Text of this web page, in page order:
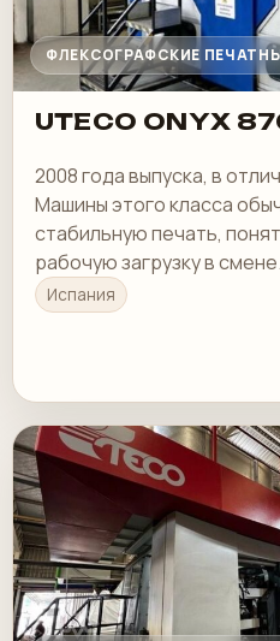
ФЛЕКСОГРАФСКИЕ
UTECO ONYX
2008 года выпуска, в
Машины этого класса
стабильную печать,
рабочую загрузку в смене.
Испания